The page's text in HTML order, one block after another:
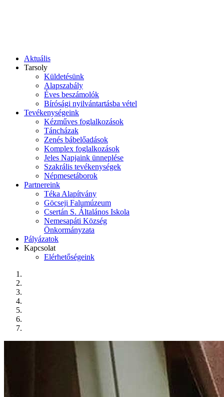
Aktuális
Tarsoly
Küldetésünk
Alapszabály
Éves beszámolók
Bírósági nyilvántartásba vétel
Tevékenységeink
Kézműves foglalkozások
Táncházak
Zenés bábelőadások
Komplex foglalkozások
Jeles Napjaink ünneplése
Szakrális tevékenységek
Népmesetáborok
Partnereink
Téka Alapítvány
Göcseji Falumúzeum
Csertán S. Általános Iskola
Nemesapáti Község
Önkormányzata
Pályázatok
Kapcsolat
Elérhetőségeink